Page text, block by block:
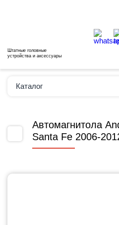
Штатные головные
устройства и аксессуары
Каталог
Автомагнитола
Santa Fe 2006-